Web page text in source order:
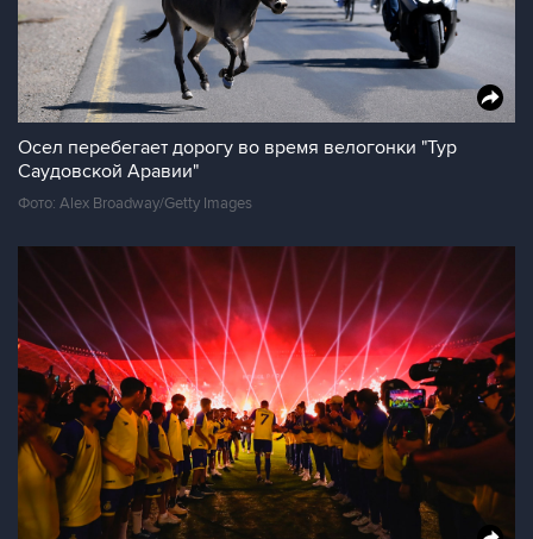
Осел перебегает дорогу во время велогонки "Тур
Саудовской Аравии"
Фото: Alex Broadway/Getty Images